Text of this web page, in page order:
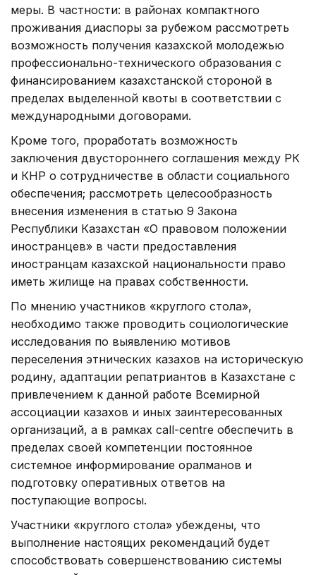
меры. В частности: в районах компактного
проживания диаспоры за рубежом рассмотреть
возможность получения казахской молодежью
профессионально-технического образования с
финансированием казахстанской стороной в
пределах выделенной квоты в соответствии с
международными договорами.
Кроме того, проработать возможность
заключения двустороннего соглашения между РК
и КНР о сотрудничестве в области социального
обеспечения; рассмотреть целесообразность
внесения изменения в статью 9 Закона
Республики Казахстан «О правовом положении
иностранцев» в части предоставления
иностранцам казахской национальности право
иметь жилище на правах собственности.
По мнению участников «круглого стола»,
необходимо также проводить социологические
исследования по выявлению мотивов
переселения этнических казахов на историческую
родину, адаптации репатриантов в Казахстане с
привлечением к данной работе Всемирной
ассоциации казахов и иных заинтересованных
организаций, а в рамках call-centre обеспечить в
пределах своей компетенции постоянное
системное информирование оралманов и
подготовку оперативных ответов на
поступающие вопросы.
Участники «круглого стола» убеждены, что
выполнение настоящих рекомендаций будет
способствовать совершенствованию системы